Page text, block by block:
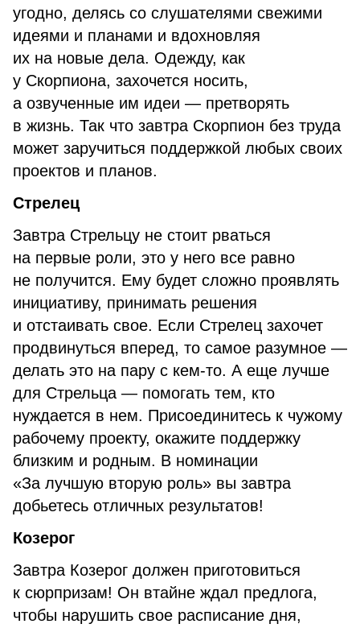
угодно, делясь со слушателями свежими
идеями и планами и вдохновляя
их на новые дела. Одежду, как
у Скорпиона, захочется носить,
а озвученные им идеи — претворять
в жизнь. Так что завтра Скорпион без труда
может заручиться поддержкой любых своих
проектов и планов.
Стрелец
Завтра Стрельцу не стоит рваться
на первые роли, это у него все равно
не получится. Ему будет сложно проявлять
инициативу, принимать решения
и отстаивать свое. Если Стрелец захочет
продвинуться вперед, то самое разумное —
делать это на пару с кем-то. А еще лучше
для Стрельца — помогать тем, кто
нуждается в нем. Присоединитесь к чужому
рабочему проекту, окажите поддержку
близким и родным. В номинации
«За лучшую вторую роль» вы завтра
добьетесь отличных результатов!
Козерог
Завтра Козерог должен приготовиться
к сюрпризам! Он втайне ждал предлога,
чтобы нарушить свое расписание дня,